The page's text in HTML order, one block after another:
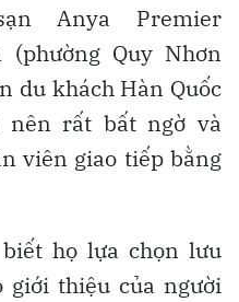
Anya Premier
(phường Quy Nhơn
du khách Hàn Quốc
rất bất ngờ và
viên giao tiếp bằng
họ lựa chọn lưu
thiệu của người